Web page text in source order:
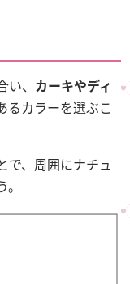
い、 カーキやディ
るカラーを選ぶこ
で、周囲にナチュ